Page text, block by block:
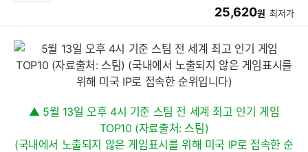
25,620원 최저가
▲ 5월 13일 오후 4시 기준 스팀 전 세계 최고 인기 게임
TOP10 (자료출처: 스팀)
(국내에서 노출되지 않은 게임표시를 위해 미국 IP로 접속한 순